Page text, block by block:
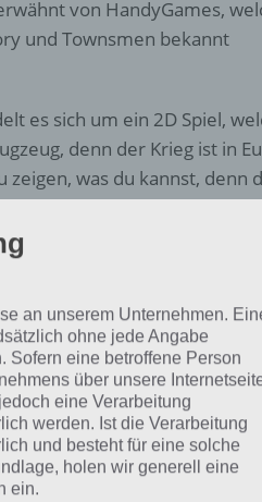
von HandyGames,
und Townsmen bekannt
es sich um ein 2D Spiel,
denn der Krieg ist in
was du kannst, denn
um Britannien. Deine
vor der Vernichtung
Kriegsflugzeuge bestehen,
und Flugzeug
erhalten. Damit auch auf
Luftwaffe zahlreiche
Power Ups, die dir helfen.
dass Aces of the
Zeit. Daher muss man
an unserem Unternehmen.
ohne jede Angabe
Sofern eine betroffene Person
über unsere
eine Verarbeitung
werden. Ist die Verarbeitung
und besteht für eine solche
holen wir generell eine
ein.